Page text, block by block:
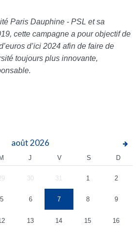
Paris Dauphine - PSL et sa
cette campagne a pour objectif de
d’ici 2024 afin de faire de
toujours plus innovante,
août2026
M J V S D
30 31 1 2
5 6 7 8 9
13 14 15 16